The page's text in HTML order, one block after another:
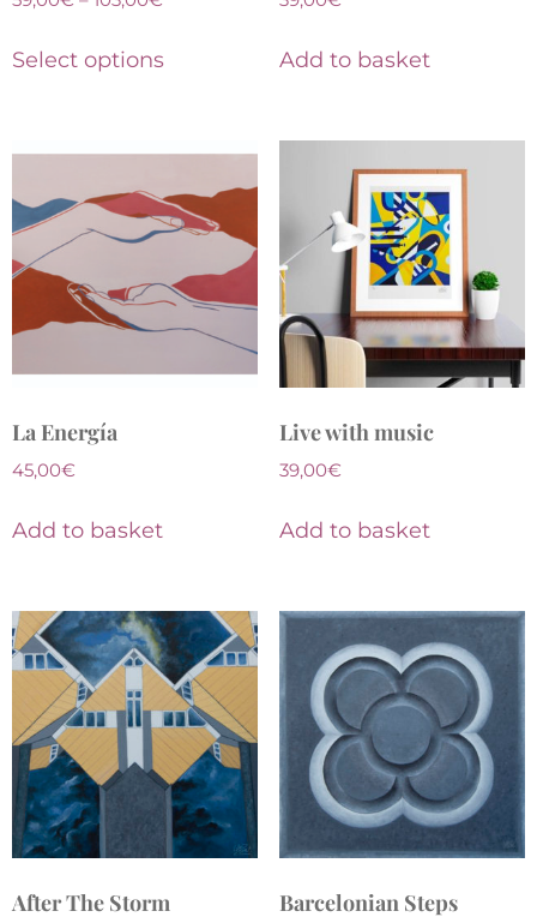
Select options Add to basket
La Energía
45,00€
Add to basket
Live with music
39,00€
Add to basket
After The Storm Barcelonian Steps